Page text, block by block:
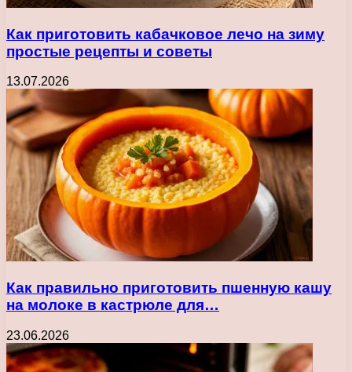
Как приготовить кабачковое лечо на зиму
простые рецепты и советы
13.07.2026
Как правильно приготовить пшенную кашу
на молоке в кастрюле для…
23.06.2026